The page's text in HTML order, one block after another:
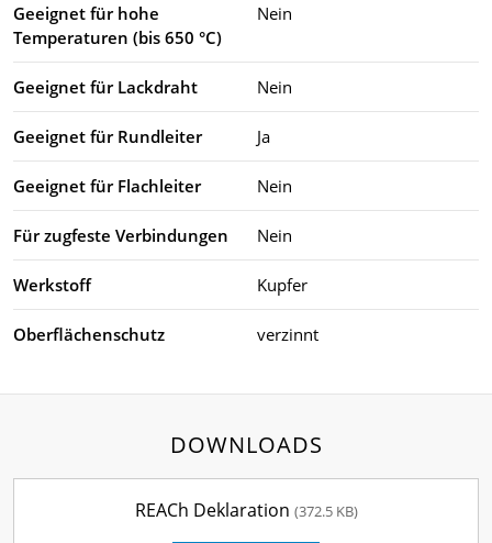
Geeignet für hohe
Temperaturen (bis 650 °C)
Nein
Geeignet für Lackdraht Nein
Geeignet für Rundleiter Ja
Geeignet für Flachleiter Nein
Für zugfeste Verbindungen Nein
Werkstoff Kupfer
Oberflächenschutz verzinnt
DOWNLOADS
REACh Deklaration (372.5 KB)